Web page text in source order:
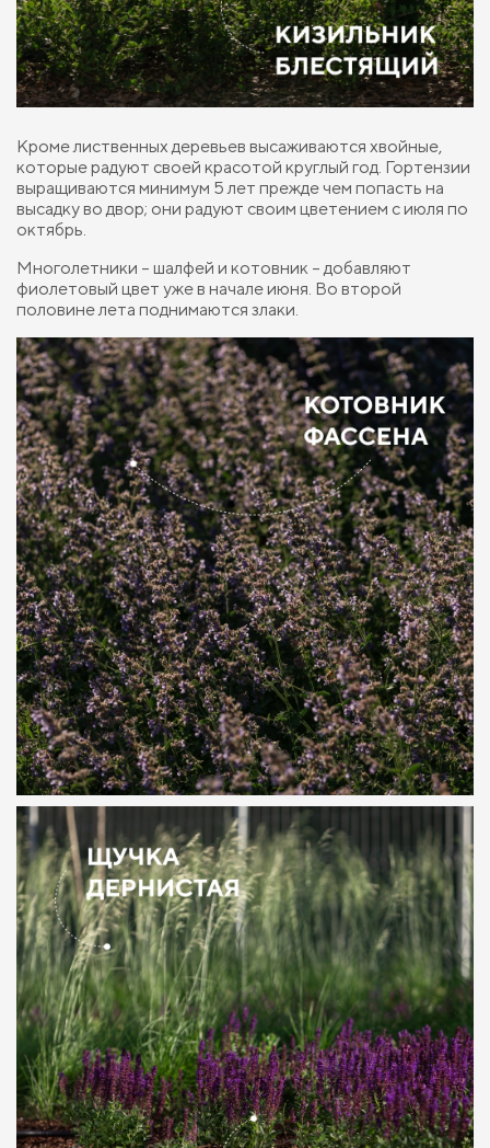
Кроме лиственных деревьев высаживаются хвойные,
которые радуют своей красотой круглый год. Гортензии
выращиваются минимум 5 лет прежде чем попасть на
высадку во двор; они радуют своим цветением с июля по
октябрь.
Многолетники – шалфей и котовник – добавляют
фиолетовый цвет уже в начале июня. Во второй
половине лета поднимаются злаки.